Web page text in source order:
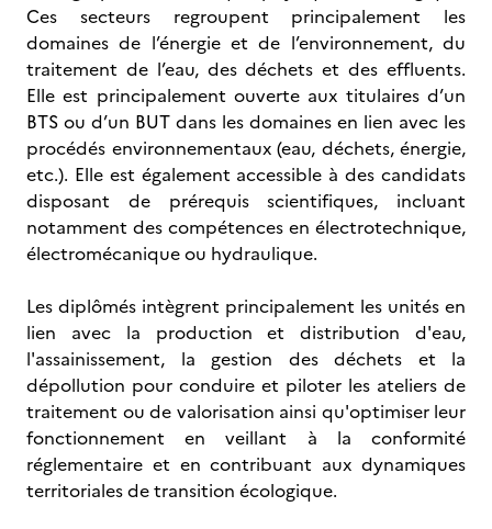
Ces secteurs regroupent principalement les
domaines de l’énergie et de l’environnement, du
traitement de l’eau, des déchets et des effluents.
Elle est principalement ouverte aux titulaires d’un
BTS ou d’un BUT dans les domaines en lien avec les
procédés environnementaux (eau, déchets, énergie,
etc.). Elle est également accessible à des candidats
disposant de prérequis scientifiques, incluant
notamment des compétences en électrotechnique,
électromécanique ou hydraulique.
Les diplômés intègrent principalement les unités en
lien avec la production et distribution d'eau,
l'assainissement, la gestion des déchets et la
dépollution pour conduire et piloter les ateliers de
traitement ou de valorisation ainsi qu'optimiser leur
fonctionnement en veillant à la conformité
réglementaire et en contribuant aux dynamiques
territoriales de transition écologique.